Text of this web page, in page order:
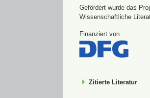
Gefördert wurde das
Wissenschaftliche
Finanziert von
Zitierte Literatur